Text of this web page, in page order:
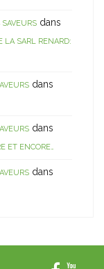
dans
LA SARL RENARD:
dans
dans
ET ENCORE…
dans